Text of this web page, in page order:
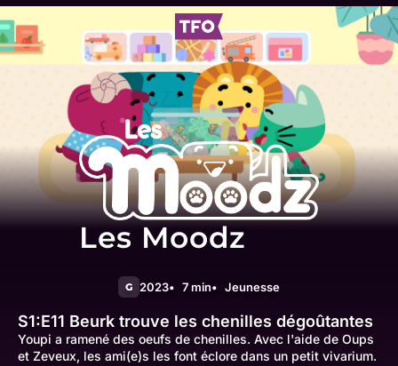
Les Moodz
G 2023 7 min Jeunesse
S1:E11 Beurk trouve les chenilles dégoûtantes
Youpi a ramené des oeufs de chenilles. Avec l'aide de Oups
et Zeveux, les ami(e)s les font éclore dans un petit vivarium.